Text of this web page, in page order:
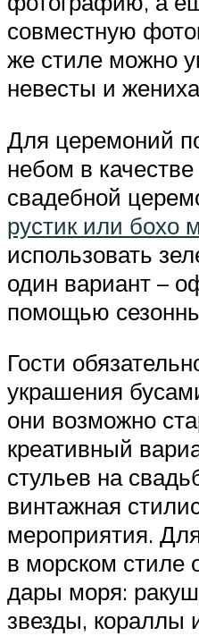
совместную
же стиле можно
невесты и
Для церемоний
небом в
свадебной
рустик или бохо
использовать
один вариант –
помощью
Гости
украшения
они возможно
креативный
стульев на
винтажная
мероприятия.
в морском стиле
дары моря:
звезды, кораллы